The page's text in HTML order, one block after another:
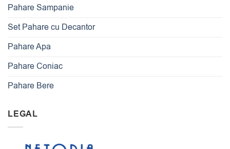
Pahare Sampanie
Set Pahare cu Decantor
Pahare Apa
Pahare Coniac
Pahare Bere
LEGAL